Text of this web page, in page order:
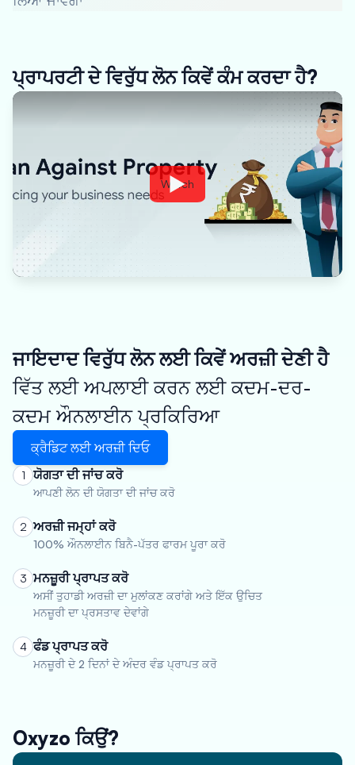
ਪ੍ਰਾਪਰਟੀ ਦੇ ਵਿਰੁੱਧ ਲੋਨ ਕਿਵੇਂ ਕੰਮ ਕਰਦਾ ਹੈ?
Watch
ਜਾਇਦਾਦ ਵਿਰੁੱਧ ਲੋਨ ਲਈ ਕਿਵੇਂ ਅਰਜ਼ੀ ਦੇਣੀ ਹੈ
ਵਿੱਤ ਲਈ ਅਪਲਾਈ ਕਰਨ ਲਈ ਕਦਮ-ਦਰ-
ਕਦਮ ਔਨਲਾਈਨ ਪ੍ਰਕਿਰਿਆ
ਕ੍ਰੈਡਿਟ ਲਈ ਅਰਜ਼ੀ ਦਿਓ
1 ਯੋਗਤਾ ਦੀ ਜਾਂਚ ਕਰੋ
ਆਪਣੀ ਲੋਨ ਦੀ ਯੋਗਤਾ ਦੀ ਜਾਂਚ ਕਰੋ
2 ਅਰਜ਼ੀ ਜਮ੍ਹਾਂ ਕਰੋ
100% ਔਨਲਾਈਨ ਬਿਨੈ-ਪੱਤਰ ਫਾਰਮ ਪੂਰਾ ਕਰੋ
3 ਮਨਜ਼ੂਰੀ ਪ੍ਰਾਪਤ ਕਰੋ
ਅਸੀਂ ਤੁਹਾਡੀ ਅਰਜ਼ੀ ਦਾ ਮੁਲਾਂਕਣ ਕਰਾਂਗੇ ਅਤੇ ਇੱਕ ਉਚਿਤ
ਮਨਜ਼ੂਰੀ ਦਾ ਪ੍ਰਸਤਾਵ ਦੇਵਾਂਗੇ
4 ਫੰਡ ਪ੍ਰਾਪਤ ਕਰੋ
ਮਨਜ਼ੂਰੀ ਦੇ 2 ਦਿਨਾਂ ਦੇ ਅੰਦਰ ਵੰਡ ਪ੍ਰਾਪਤ ਕਰੋ
Oxyzo ਕਿਉਂ?